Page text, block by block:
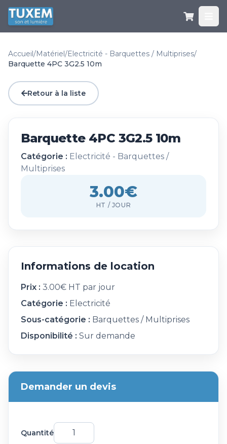
Accueil/Matériel/Electricité - Barquettes / Multiprises/
Barquette 4PC 3G2.5 10m
Retour à la liste
Barquette 4PC 3G2.5 10m
Catégorie : Electricité - Barquettes /
Multiprises
3.00€
HT / JOUR
Informations de location
Prix : 3.00€ HT par jour
Catégorie : Electricité
Sous-catégorie : Barquettes / Multiprises
Disponibilité : Sur demande
Demander un devis
Quantité